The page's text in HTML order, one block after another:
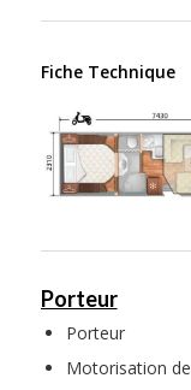
Fiche Technique
Porteur
Porteur
Motorisation